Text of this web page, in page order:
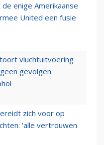
enige Amerikaanse
United een fusie
vluchtuitvoering
gevolgen
zich voor op
'alle vertrouwen